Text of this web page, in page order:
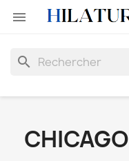

search
CHICAGO